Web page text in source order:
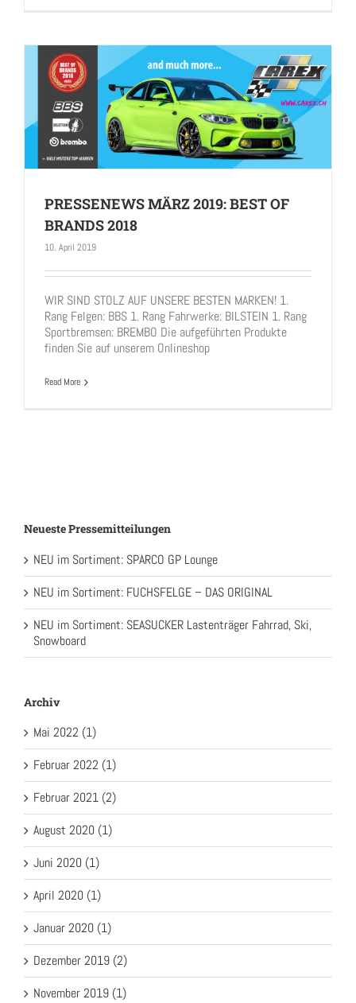
PRESSENEWS MÄRZ 2019: BEST OF BRANDS 2018
PRESSENEWS MÄRZ 2019: BEST OF
BRANDS 2018
10. April 2019
WIR SIND STOLZ AUF UNSERE BESTEN MARKEN! 1.
Rang Felgen: BBS 1. Rang Fahrwerke: BILSTEIN 1. Rang
Sportbremsen: BREMBO Die aufgeführten Produkte
finden Sie auf unserem Onlineshop
Read More
Neueste Pressemitteilungen
NEU im Sortiment: SPARCO GP Lounge
NEU im Sortiment: FUCHSFELGE – DAS ORIGINAL
NEU im Sortiment: SEASUCKER Lastenträger Fahrrad, Ski,
Snowboard
Archiv
Mai 2022 (1)
Februar 2022 (1)
Februar 2021 (2)
August 2020 (1)
Juni 2020 (1)
April 2020 (1)
Januar 2020 (1)
Dezember 2019 (2)
November 2019 (1)